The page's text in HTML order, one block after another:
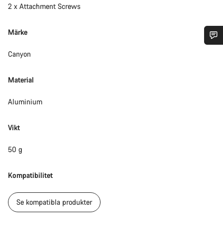
2 x Attachment Screws
Märke
Canyon
Material
Aluminium
Vikt
50 g
Kompatibilitet
Se kompatibla produkter
Behöver du hjälp?
Vår kundtjänst finns här redo att besvara dina frågor om